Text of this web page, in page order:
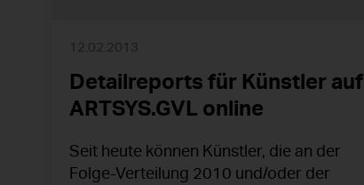
12.02.2013
Detailreports für Künstler auf
ARTSYS.GVL online
Seit heute können Künstler, die an der
Folge-Verteilung 2010 und/oder der